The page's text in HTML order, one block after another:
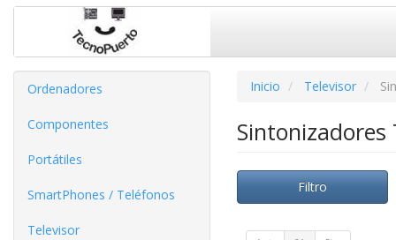
Ordenadores
Componentes
Portátiles
SmartPhones / Teléfonos
Televisor
Inicio Televisor
Filtro